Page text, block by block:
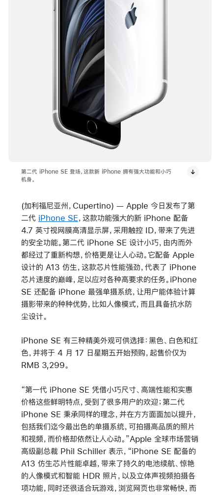
第二代 iPhone SE 登场，这款新 iPhone 拥有强大功能和小巧
机身。
(加利福尼亚州，Cupertino) — Apple 今日发布了第
二代 iPhone SE，这款功能强大的新 iPhone 配备
4.7 英寸视网膜高清显示屏，采用触控 ID，带来了先进
的安全功能。第二代 iPhone SE 设计小巧，由内而外
都经过了重新构想，价格更是让人心动。它配备 Apple
设计的 A13 仿生，这款芯片性能强劲，代表了 iPhone
芯片速度的巅峰，足以应对各种高要求的任务。iPhone
SE 还配备 iPhone 最强单摄系统，让用户能体验计算
摄影带来的种种优势，比如人像模式，而且具备抗水防
尘设计。
iPhone SE 有三种精美外观可供选择：黑色、白色和红
色，并将于 4 月 17 日星期五开始预购，起售价仅为
RMB 3,299。
“第一代 iPhone SE 凭借小巧尺寸、高端性能和实惠
价格这些鲜明特点，受到了很多用户的欢迎；第二代
iPhone SE 秉承同样的理念，并在方方面面加以提升，
包括我们迄今最出色的单摄系统，可拍摄高品质的照片
和视频，而价格却依然让人心动。”Apple 全球市场营销
高级副总裁 Phil Schiller 表示，“iPhone SE 配备的
A13 仿生芯片性能卓越，带来了持久的电池续航、惊艳
的人像模式和智能 HDR 照片，以及立体声视频拍摄各
项功能，同时还很适合玩游戏，浏览网页也非常畅快，而